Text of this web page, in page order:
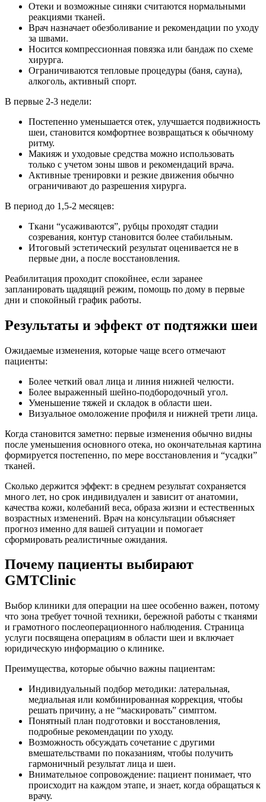
Отеки и возможные синяки считаются нормальными
реакциями тканей.
Врач назначает обезболивание и рекомендации по уходу
за швами.
Носится компрессионная повязка или бандаж по схеме
хирурга.
Ограничиваются тепловые процедуры (баня, сауна),
алкоголь, активный спорт.
В первые 2-3 недели:
Постепенно уменьшается отек, улучшается подвижность
шеи, становится комфортнее возвращаться к обычному
ритму.
Макияж и уходовые средства можно использовать
только с учетом зоны швов и рекомендаций врача.
Активные тренировки и резкие движения обычно
ограничивают до разрешения хирурга.
В период до 1,5-2 месяцев:
Ткани “усаживаются”, рубцы проходят стадии
созревания, контур становится более стабильным.
Итоговый эстетический результат оценивается не в
первые дни, а после восстановления.
Реабилитация проходит спокойнее, если заранее
запланировать щадящий режим, помощь по дому в первые
дни и спокойный график работы.
Результаты и эффект от подтяжки шеи
Ожидаемые изменения, которые чаще всего отмечают
пациенты:
Более четкий овал лица и линия нижней челюсти.
Более выраженный шейно-подбородочный угол.
Уменьшение тяжей и складок в области шеи.
Визуальное омоложение профиля и нижней трети лица.
Когда становится заметно: первые изменения обычно видны
после уменьшения основного отека, но окончательная картина
формируется постепенно, по мере восстановления и “усадки”
тканей.
Сколько держится эффект: в среднем результат сохраняется
много лет, но срок индивидуален и зависит от анатомии,
качества кожи, колебаний веса, образа жизни и естественных
возрастных изменений. Врач на консультации объясняет
прогноз именно для вашей ситуации и помогает
сформировать реалистичные ожидания.
Почему пациенты выбирают
GMTClinic
Выбор клиники для операции на шее особенно важен, потому
что зона требует точной техники, бережной работы с тканями
и грамотного послеоперационного наблюдения. Страница
услуги посвящена операциям в области шеи и включает
юридическую информацию о клинике.
Преимущества, которые обычно важны пациентам:
Индивидуальный подбор методики: латеральная,
медиальная или комбинированная коррекция, чтобы
решать причину, а не “маскировать” симптом.
Понятный план подготовки и восстановления,
подробные рекомендации по уходу.
Возможность обсуждать сочетание с другими
вмешательствами по показаниям, чтобы получить
гармоничный результат лица и шеи.
Внимательное сопровождение: пациент понимает, что
происходит на каждом этапе, и знает, когда обращаться к
врачу.